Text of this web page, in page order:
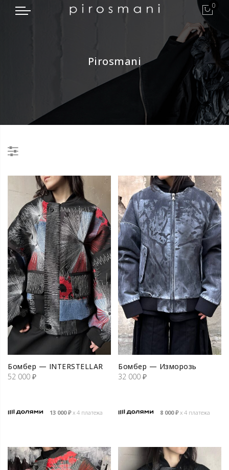
0
Pirosmani
Бомбер — INTERSTELLAR
52 000 ₽
13 000₽х 4 платежа
Бомбер — Изморозь
32 000 ₽
8 000₽х 4 платежа